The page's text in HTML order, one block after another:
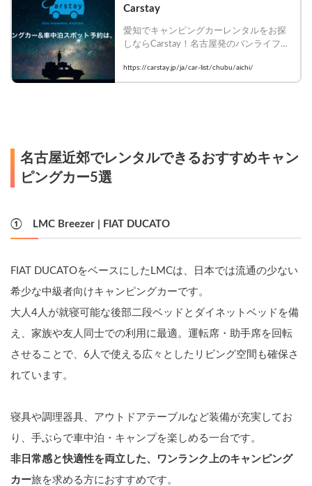
Carstay
愛知でキャンピングカーレンタルをお探
しならCarstay！名古屋発のバンライフ旅
行ける豊富な車種を比較・予約！
https://carstay.jp/ja/car-list/chubu/aichi/
名古屋近郊でレンタルできるおすすめキャン
ピングカー5選
①　LMC Breezer | FIAT DUCATO
FIAT DUCATOをベースにしたLMCは、日本では流通の少ない
希少な中級者向けキャンピングカーです。
大人4人が就寝可能な後部二段ベッドとダイネットベッドを備
え、家族や友人同士での利用に最適。運転席・助手席を回転
させることで、6人で使える広々としたリビング空間も確保さ
れています。
寝具や調理器具、アウトドアテーブルなど装備が充実してお
り、手ぶらで車中泊・キャンプを楽しめる一台です。
非日常感と快適性を両立した、ワンランク上のキャンピング
カー旅を求める方におすすめです。